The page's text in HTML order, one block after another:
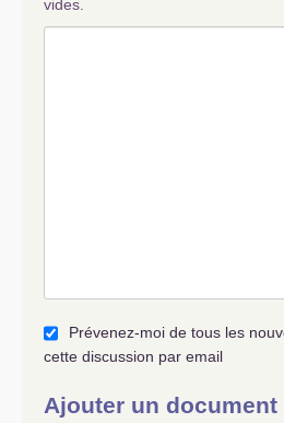
vides.
Prévenez-moi de tous les
cette discussion par email
Ajouter un document